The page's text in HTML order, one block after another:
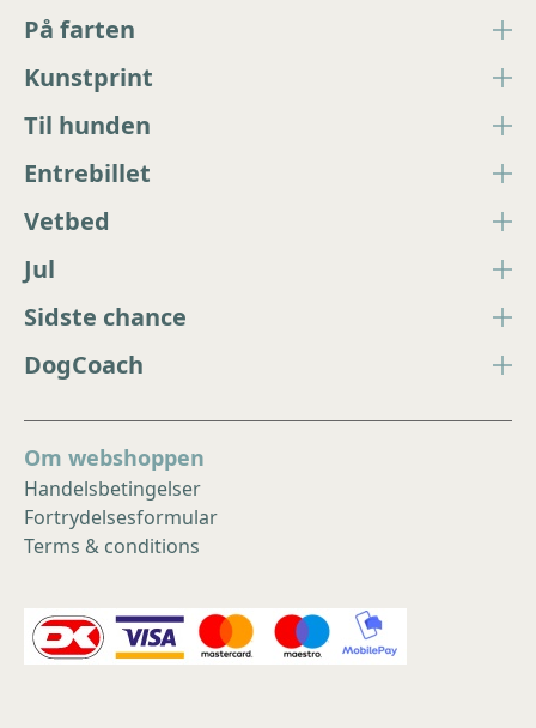
På farten
Kunstprint
Til hunden
Entrebillet
Vetbed
Jul
Sidste chance
DogCoach
Om webshoppen
Handelsbetingelser
Fortrydelsesformular
Terms & conditions